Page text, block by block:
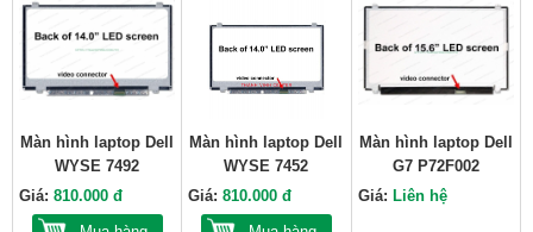
Màn hình laptop Dell
WYSE 7492
Giá: 810.000 đ
Màn hình laptop Dell
WYSE 7452
Giá:810.000 đ
Màn hình laptop Dell
G7 P72F002
Giá: Liên hệ